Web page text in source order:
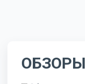
ОБЗОРЫ